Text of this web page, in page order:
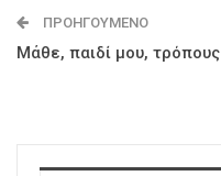
ΠΡΟΗΓΟΎΜΕΝΟ
Μάθε, παιδί μου, τρόπους